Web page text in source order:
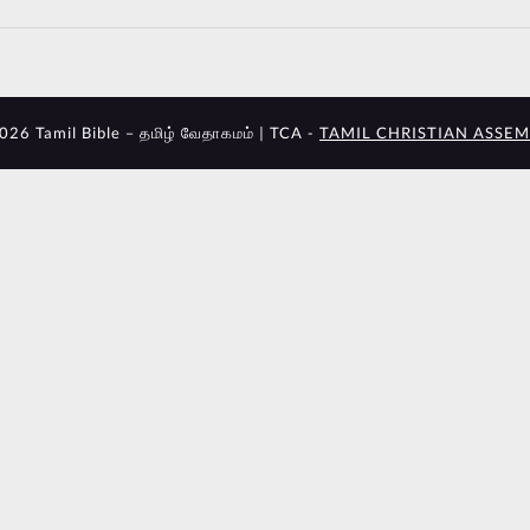
Tamil Bible – தமிழ் வேதாகமம் | TCA - TAMIL CHRISTIAN